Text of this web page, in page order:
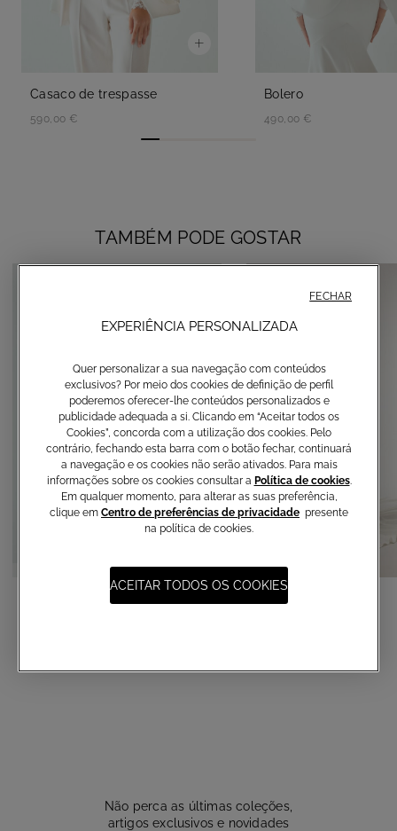
Casaco de trespasse
590,00 €
Bolero
490,00 €
TAMBÉM PODE GOSTAR
Não perca as últimas coleções,
artigos exclusivos e novidades
EXPERIÊNCIA PERSONALIZADA
Quer personalizar a sua navegação com conteúdos
exclusivos? Por meio dos cookies de definição de perfil
poderemos oferecer-lhe conteúdos personalizados e
publicidade adequada a si. Clicando em “Aceitar todos os
Cookies”, concorda com a utilização dos cookies. Pelo
contrário, fechando esta barra com o botão fechar, continuará
a navegação e os cookies não serão ativados. Para mais
informações sobre os cookies consultar a Política de cookies.
Em qualquer momento, para alterar as suas preferência,
clique em Centro de preferências de privacidade presente
na política de cookies.
ACEITAR TODOS OS COOKIES
FECHAR